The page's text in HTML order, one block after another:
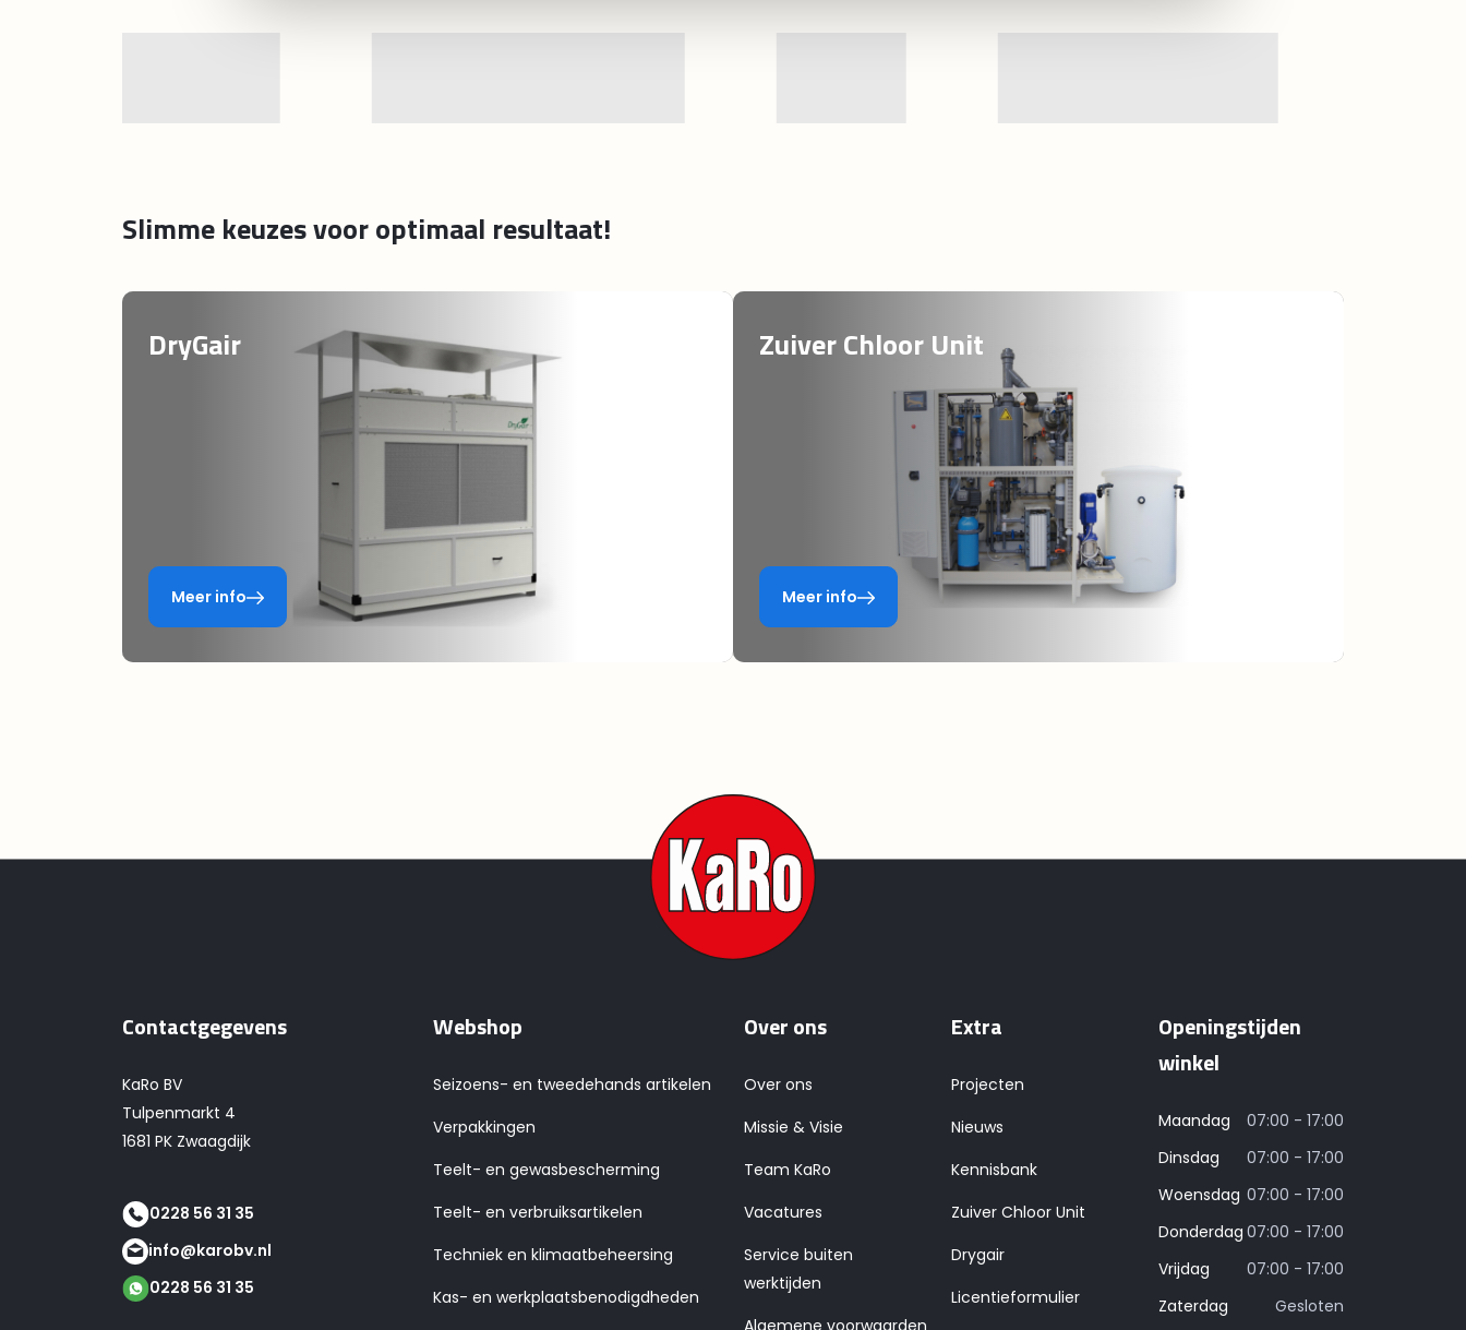
Slimme keuzes voor optimaal resultaat!
DryGair
Meer info
Zuiver Chloor Unit
Meer info
Contactgegevens
KaRo BV
Tulpenmarkt 4
1681 PK Zwaagdijk
0228 56 31 35
info@karobv.nl
0228 56 31 35
Webshop
Seizoens- en tweedehands artikelen
Verpakkingen
Teelt- en gewasbescherming
Teelt- en verbruiksartikelen
Techniek en klimaatbeheersing
Kas- en werkplaatsbenodigdheden
Over ons
Over ons
Missie & Visie
Team KaRo
Vacatures
Service buiten
werktijden
Algemene voorwaarden
Extra
Projecten
Nieuws
Kennisbank
Zuiver Chloor Unit
Drygair
Licentieformulier
Openingstijden
winkel
Maandag
07:00 - 17:00
Dinsdag
07:00 - 17:00
Woensdag 07:00 - 17:00
Donderdag 07:00 - 17:00
Vrijdag
07:00 - 17:00
Zaterdag
Gesloten